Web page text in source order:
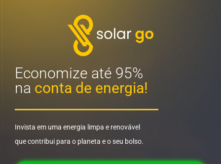
Economize até 95%
na conta de energia!
Invista em uma energia limpa e renovável
que contribui para o planeta e o seu bolso.